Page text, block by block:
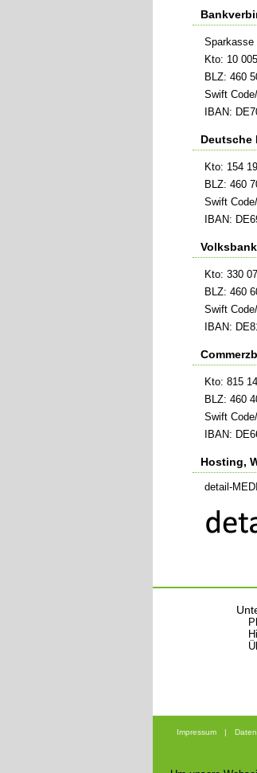
Sparkasse
Kto: 10
BLZ: 460
Swift
IBAN:
Deutsche
Kto: 154
BLZ: 460
Swift
IBAN:
Kto: 330
BLZ: 460
Swift
IBAN:
Kto: 815
BLZ: 460
Swift
IBAN:
Hosting,
detail-
Impressum |